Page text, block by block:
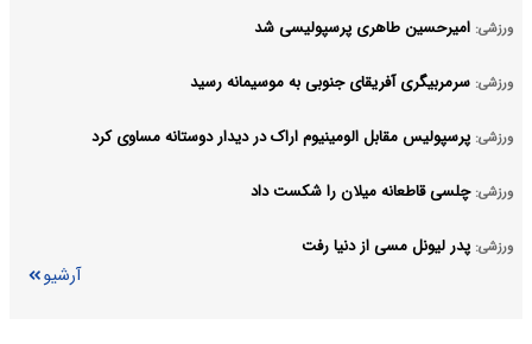
ورزشی: امیرحسین طاهری پرسپولیسی شد
ورزشی: سرمربیگری آفریقای جنوبی به موسیمانه رسید
ورزشی: پرسپولیس مقابل الومینیوم اراک در دیدار دوستانه مساوی کرد
ورزشی: چلسی قاطعانه میلان را شکست داد
ورزشی: پدر لیونل مسی از دنیا رفت
آرشیو